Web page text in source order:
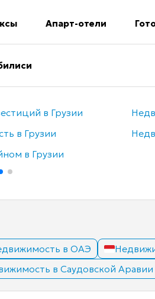
Апарт-отели
в Грузии
в Грузии
в Грузии
в ОАЭ
в Саудовской Аравии